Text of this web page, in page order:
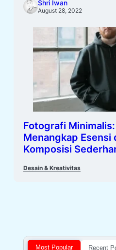
Shri Iwan
August 28, 2022
Fotografi
Menangkap Esensi
Komposisi
Desain & Kreativitas
Most Popular Recent